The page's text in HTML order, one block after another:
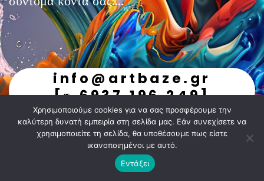
info@artbaze.gr
[τ.6937.196.249]
undefined
Χρησιμοποιούμε cookies για να σας προσφέρουμε την
καλύτερη δυνατή εμπειρία στη σελίδα μας. Εάν συνεχίσετε να
χρησιμοποιείτε τη σελίδα, θα υποθέσουμε πως είστε
ικανοποιημένοι με αυτό.
Εντάξει